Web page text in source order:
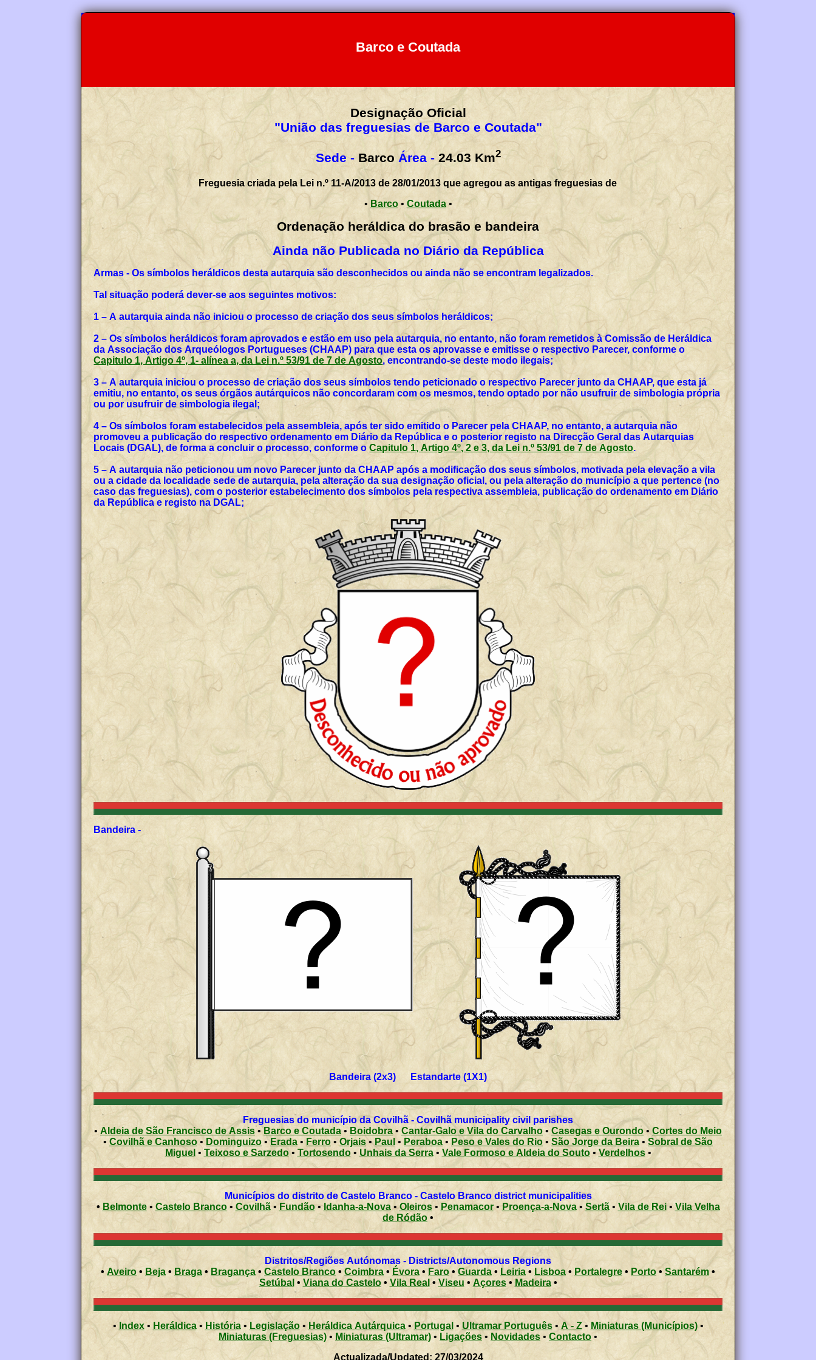
Barco e Coutada
Designação Oficial
"União das freguesias de Barco e Coutada"
Sede - Barco Área - 24.03 Km2
Freguesia criada pela Lei n.º 11-A/2013 de 28/01/2013 que agregou as antigas freguesias de
• Barco• Coutada•
Ordenação heráldica do brasão e bandeira
Ainda não Publicada no Diário da República
Armas - Os símbolos heráldicos desta autarquia são desconhecidos ou ainda não se encontram legalizados.
Tal situação poderá dever-se aos seguintes motivos:
1 – A autarquia ainda não iniciou o processo de criação dos seus símbolos heráldicos;
2 – Os símbolos heráldicos foram aprovados e estão em uso pela autarquia, no entanto, não foram remetidos à Comissão de Heráldica
da Associação dos Arqueólogos Portugueses (CHAAP) para que esta os aprovasse e emitisse o respectivo Parecer, conforme o
Capitulo 1, Artigo 4º, 1- alínea a, da Lei n.º 53/91 de 7 de Agosto, encontrando-se deste modo ilegais;
3 – A autarquia iniciou o processo de criação dos seus símbolos tendo peticionado o respectivo Parecer junto da CHAAP, que esta já
emitiu, no entanto, os seus órgãos autárquicos não concordaram com os mesmos, tendo optado por não usufruir de simbologia própria
ou por usufruir de simbologia ilegal;
4 – Os símbolos foram estabelecidos pela assembleia, após ter sido emitido o Parecer pela CHAAP, no entanto, a autarquia não
promoveu a publicação do respectivo ordenamento em Diário da República e o posterior registo na Direcção Geral das Autarquias
Locais (DGAL), de forma a concluir o processo, conforme oCapitulo 1, Artigo 4º, 2 e 3, da Lei n.º 53/91 de 7 de Agosto.
5 – A autarquia não peticionou um novo Parecer junto da CHAAP após a modificação dos seus símbolos, motivada pela elevação a vila
ou a cidade da localidade sede de autarquia, pela alteração da sua designação oficial, ou pela alteração do município a que pertence (no
caso das freguesias), com o posterior estabelecimento dos símbolos pela respectiva assembleia, publicação do ordenamento em Diário
da República e registo na DGAL;
Bandeira -
Bandeira (2x3) Estandarte (1X1)
Freguesias do município da Covilhã - Covilhã municipality civil parishes
• Aldeia de São Francisco de Assis • Barco e Coutada• Boidobra • Cantar-Galo e Vila do Carvalho • Casegas e Ourondo • Cortes do Meio
• Covilhã e Canhoso • Dominguizo • Erada • Ferro • Orjais • Paul • Peraboa • Peso e Vales do Rio • São Jorge da Beira • Sobral de São
Miguel • Teixoso e Sarzedo • Tortosendo• Unhais da Serra• Vale Formoso e Aldeia do Souto•Verdelhos•
Municípios do distrito de Castelo Branco - Castelo Branco district municipalities
• Belmonte• Castelo Branco• Covilhã• Fundão•Idanha-a-Nova•Oleiros• Penamacor• Proença-a-Nova•Sertã• Vila de Rei•Vila Velha
de Ródão •
Distritos/Regiões Autónomas - Districts/Autonomous Regions
• Aveiro • Beja • Braga • Bragança • Castelo Branco • Coimbra • Évora • Faro •Guarda • Leiria • Lisboa• Portalegre • Porto• Santarém •
Setúbal • Viana do Castelo• Vila Real • Viseu • Açores • Madeira •
• Index• Heráldica• História • Legislação • Heráldica Autárquica• Portugal • Ultramar Português• A - Z• Miniaturas (Municípios)•
Miniaturas (Freguesias)• Miniaturas (Ultramar) • Ligações • Novidades • Contacto•
Actualizada/Updated: 27/03/2024